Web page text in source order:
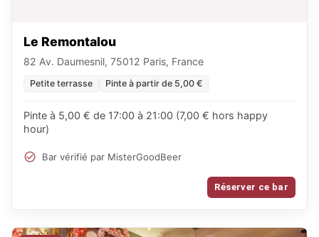
Le Remontalou
82 Av. Daumesnil, 75012 Paris, France
Petite terrasse Pinte à partir de 5,00 €
Pinte à 5,00 € de 17:00 à 21:00 (7,00 € hors happy
hour)
Bar vérifié par MisterGoodBeer
Réserver ce bar